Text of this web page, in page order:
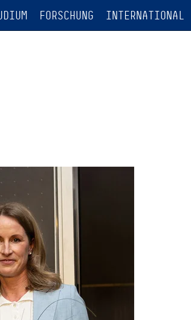
FORSCHUNG INTERNATIONAL